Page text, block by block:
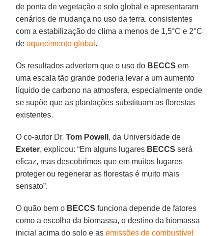
de ponta de vegetação e solo global e apresentaram
cenários de mudança no uso da terra, consistentes
com a estabilização do clima a menos de 1,5°C e 2°C
deaquecimento global .
Os resultados advertem que o uso do BECCS em
uma escala tão grande poderia levar a um aumento
líquido de carbono na atmosfera, especialmente onde
se supõe que as plantações substituam as florestas
existentes.
O co-autor Dr.Tom Powell , da Universidade de
Exeter, explicou: “Em alguns lugares BECCS será
eficaz, mas descobrimos que em muitos lugares
proteger ou regenerar as florestas é muito mais
sensato”.
O quão bem o BECCS funciona depende de fatores
como a escolha da biomassa, o destino da biomassa
inicial acima do solo e asemissões de combustível